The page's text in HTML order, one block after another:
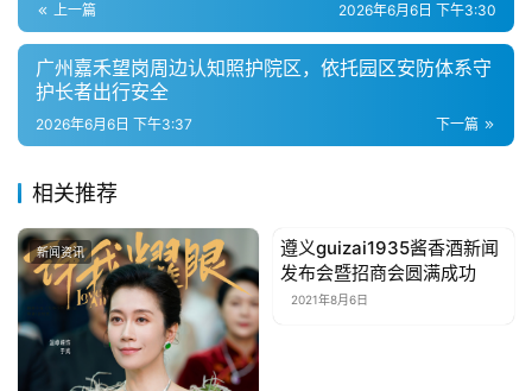
上一篇 2026年6月6日 下午3:30
广州嘉禾望岗周边认知照护院区，依托园区安防体系守
护长者出行安全
下一篇
2026年6月6日 下午3:37
相关推荐
新闻资讯 新闻资讯
遵义guizai1935酱香酒新闻
发布会暨招商会圆满成功
2021年8月6日